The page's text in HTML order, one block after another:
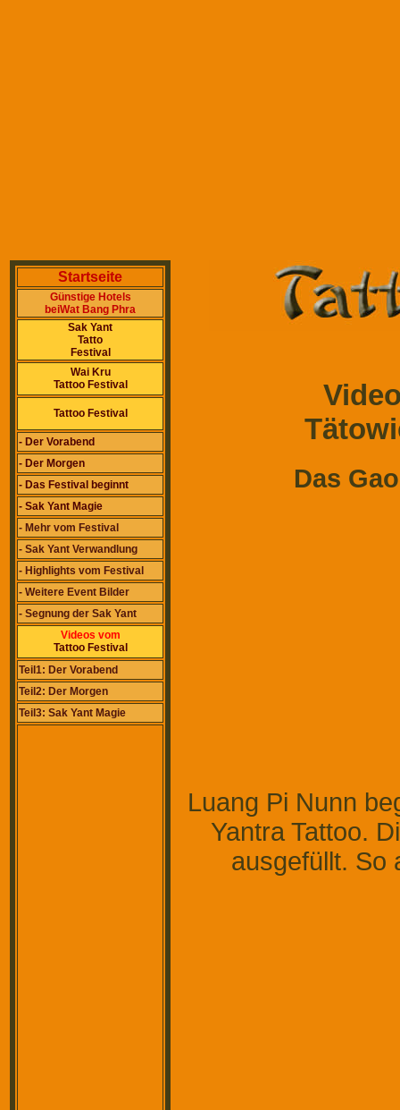
Startseite
Günstige Hotels
beiWat Bang Phra
Sak Yant
Tatto
Festival
Wai Kru
Tattoo Festival
Tattoo Festival
- Der Vorabend
- Der Morgen
- Das Festival beginnt
- Sak Yant Magie
- Mehr vom Festival
- Sak Yant Verwandlung
- Highlights vom Festival
- Weitere Event Bilder
- Segnung der Sak Yant
Videos vom
Tattoo Festival
Teil1: Der Vorabend
Teil2: Der Morgen
Teil3: Sak Yant Magie
Das
Luang Pi Nunn
Yantra Tattoo.
ausgefüllt. So